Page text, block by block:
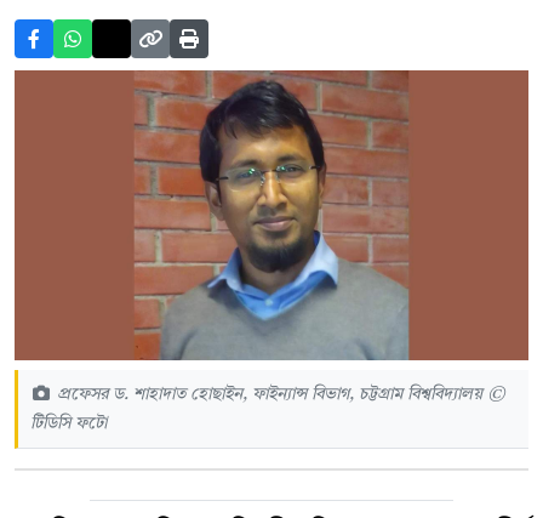
প্রফেসর ড. শাহাদাত হোছাইন, ফাইন্যান্স বিভাগ, চট্টগ্রাম বিশ্ববিদ্যালয় ©
টিডিসি ফটো